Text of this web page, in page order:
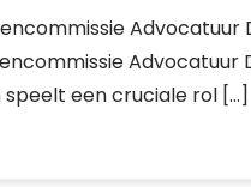
Advocatuur
Advocatuur
een cruciale rol […]